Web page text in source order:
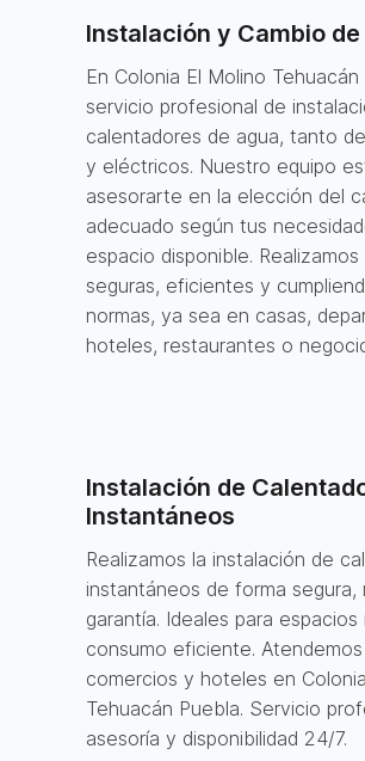
Instalación y Cambio
En Colonia El Molino
servicio profesional de
calentadores de agua, tanto
y eléctricos. Nuestro equipo
asesorarte en la elección del
adecuado según tus
espacio disponible.
seguras, eficientes y
normas, ya sea en casas,
hoteles, restaurantes o
Instalación de
Instantáneos
Realizamos la instalación de
instantáneos de forma segura,
garantía. Ideales para
consumo eficiente.
comercios y hoteles en
Tehuacán Puebla. Servicio
asesoría y disponibilidad 24/7.